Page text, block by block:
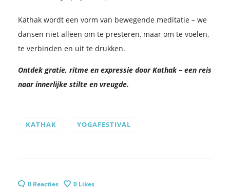
Kathak wordt een vorm van bewegende meditatie – we
dansen niet alleen om te presteren, maar om te voelen,
te verbinden en uit te drukken.
Ontdek gratie, ritme en expressie door Kathak – een reis
naar innerlijke stilte en vreugde.
KATHAK YOGAFESTIVAL
0 Reacties 0 Likes